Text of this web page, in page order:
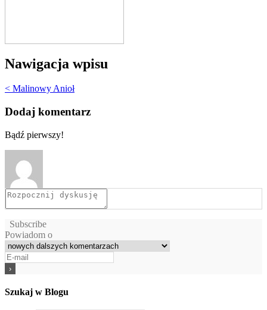
Nawigacja wpisu
< Malinowy Anioł
Dodaj komentarz
Bądź pierwszy!
Subscribe
Powiadom o
Szukaj w Blogu